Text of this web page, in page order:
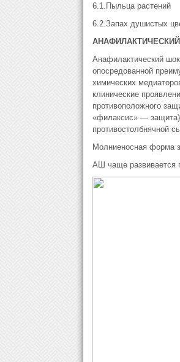
6.1.Пыльца растений
6.2.Запах душистых
Анафилактический
опосредованной
химических
клинические
противоположного
«филаксис» —
противостолбнячной
Молниеносная форма
АШ чаще развивается